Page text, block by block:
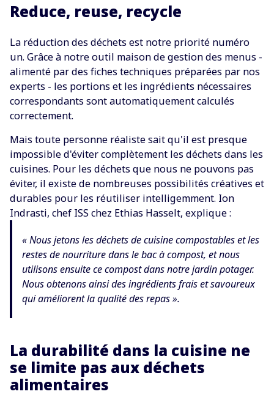
Reduce, reuse, recycle
La réduction des déchets est notre priorité numéro
un. Grâce à notre outil maison de gestion des menus -
alimenté par des fiches techniques préparées par nos
experts - les portions et les ingrédients nécessaires
correspondants sont automatiquement calculés
correctement.
Mais toute personne réaliste sait qu'il est presque
impossible d'éviter complètement les déchets dans les
cuisines. Pour les déchets que nous ne pouvons pas
éviter, il existe de nombreuses possibilités créatives et
durables pour les réutiliser intelligemment. Ion
Indrasti, chef ISS chez Ethias Hasselt, explique :
« Nous jetons les déchets de cuisine compostables et les
restes de nourriture dans le bac à compost, et nous
utilisons ensuite ce compost dans notre jardin potager.
Nous obtenons ainsi des ingrédients frais et savoureux
qui améliorent la qualité des repas ».
La durabilité dans la cuisine ne
se limite pas aux déchets
alimentaires